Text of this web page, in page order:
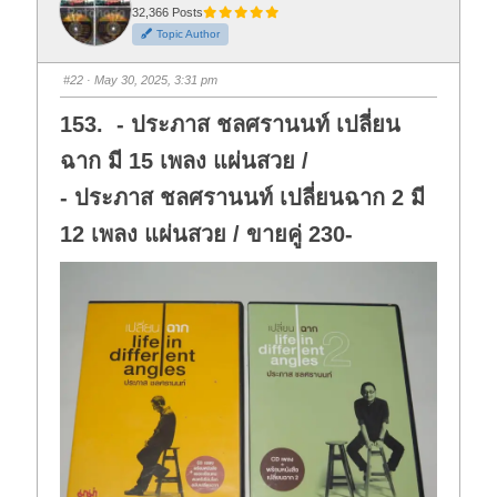
t
h
u
m
b
d
o
n
.
t
h
u
m
b
u
p
32,366 Posts
Topic Author
#22 · May 30, 2025, 3:31 pm
153. - ประภาส ชลศรานนท์ เปลี่ยน
ฉาก มี 15 เพลง แผ่นสวย /
- ประภาส ชลศรานนท์ เปลี่ยนฉาก 2 มี
12 เพลง แผ่นสวย / ขายคู่ 230-